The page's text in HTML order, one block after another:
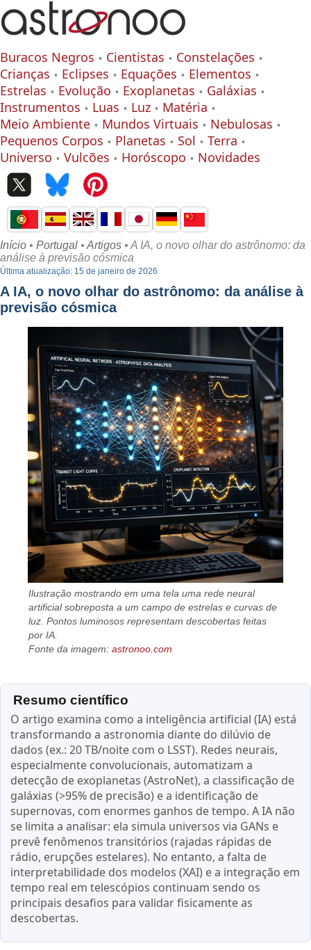
Buracos Negros Cientistas
Constelações
Crianças
Eclipses Equações
Elementos
Estrelas
Evolução Exoplanetas
Galáxias
Instrumentos
Luas Luz
Matéria
Meio Ambiente
Mundos Virtuais
Nebulosas
Pequenos Corpos
Planetas Sol
Terra
Universo
Vulcões Horóscopo Novidades
Início • Portugal • Artigos • A IA, o novo olhar do astrônomo: da
análise à previsão cósmica
Última atualização: 15 de janeiro de 2026
A IA, o novo olhar do astrônomo: da análise à
previsão cósmica
Ilustração mostrando em uma tela uma rede neural
artificial sobreposta a um campo de estrelas e curvas de
luz. Pontos luminosos representam descobertas feitas
por IA.
Fonte da imagem:astronoo.com
Resumo científico
O artigo examina como a inteligência artificial (IA) está
transformando a astronomia diante do dilúvio de
dados (ex.: 20 TB/noite com o LSST). Redes neurais,
especialmente convolucionais, automatizam a
detecção de exoplanetas (AstroNet), a classificação de
galáxias (>95% de precisão) e a identificação de
supernovas, com enormes ganhos de tempo. A IA não
se limita a analisar: ela simula universos via GANs e
prevê fenômenos transitórios (rajadas rápidas de
rádio, erupções estelares). No entanto, a falta de
interpretabilidade dos modelos (XAI) e a integração em
tempo real em telescópios continuam sendo os
principais desafios para validar fisicamente as
descobertas.